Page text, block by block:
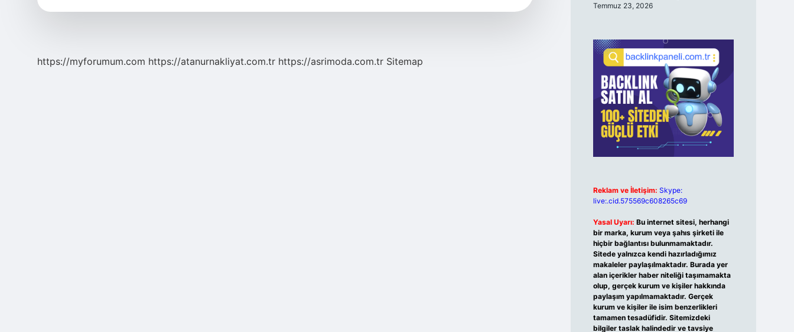
https://myforumum.com https://atanurnakliyat.com.tr https://asrimoda.com.tr Sitemap
Temmuz 23, 2026
Reklam ve İletişim: Skype:
live:.cid.575569c608265c69
Yasal Uyarı: Bu internet sitesi, herhangi
bir marka, kurum veya şahıs şirketi ile
hiçbir bağlantısı bulunmamaktadır.
Sitede yalnızca kendi hazırladığımız
makaleler paylaşılmaktadır. Burada yer
alan içerikler haber niteliği taşımamakta
olup, gerçek kurum ve kişiler hakkında
paylaşım yapılmamaktadır. Gerçek
kurum ve kişiler ile isim benzerlikleri
tamamen tesadüfidir. Sitemizdeki
bilgiler taslak halindedir ve tavsiye